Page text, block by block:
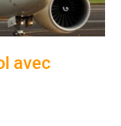
avec